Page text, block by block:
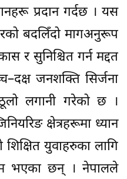
प्रदान गर्दछ । यस
बदलिँदो मागअनुरूप
र सुनिश्चित गर्न मद्दत
जनशक्ति सिर्जना
ठूलो लगानी गरेको छ ।
क्षेत्रहरूमा ध्यान
युवाहरुका लागि
भएका छन् । नेपालले